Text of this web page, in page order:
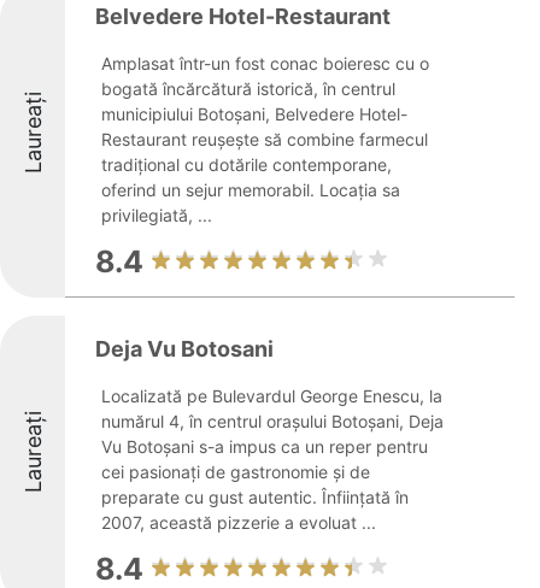
Laureați
Belvedere Hotel-Restaurant
Amplasat într-un fost conac boieresc cu o
bogată încărcătură istorică, în centrul
municipiului Botoșani, Belvedere Hotel-
Restaurant reușește să combine farmecul
tradițional cu dotările contemporane,
oferind un sejur memorabil. Locația sa
privilegiată, ...
8.4
Laureați
Deja Vu Botosani
Localizată pe Bulevardul George Enescu, la
numărul 4, în centrul orașului Botoșani, Deja
Vu Botoșani s-a impus ca un reper pentru
cei pasionați de gastronomie și de
preparate cu gust autentic. Înființată în
2007, această pizzerie a evoluat ...
8.4